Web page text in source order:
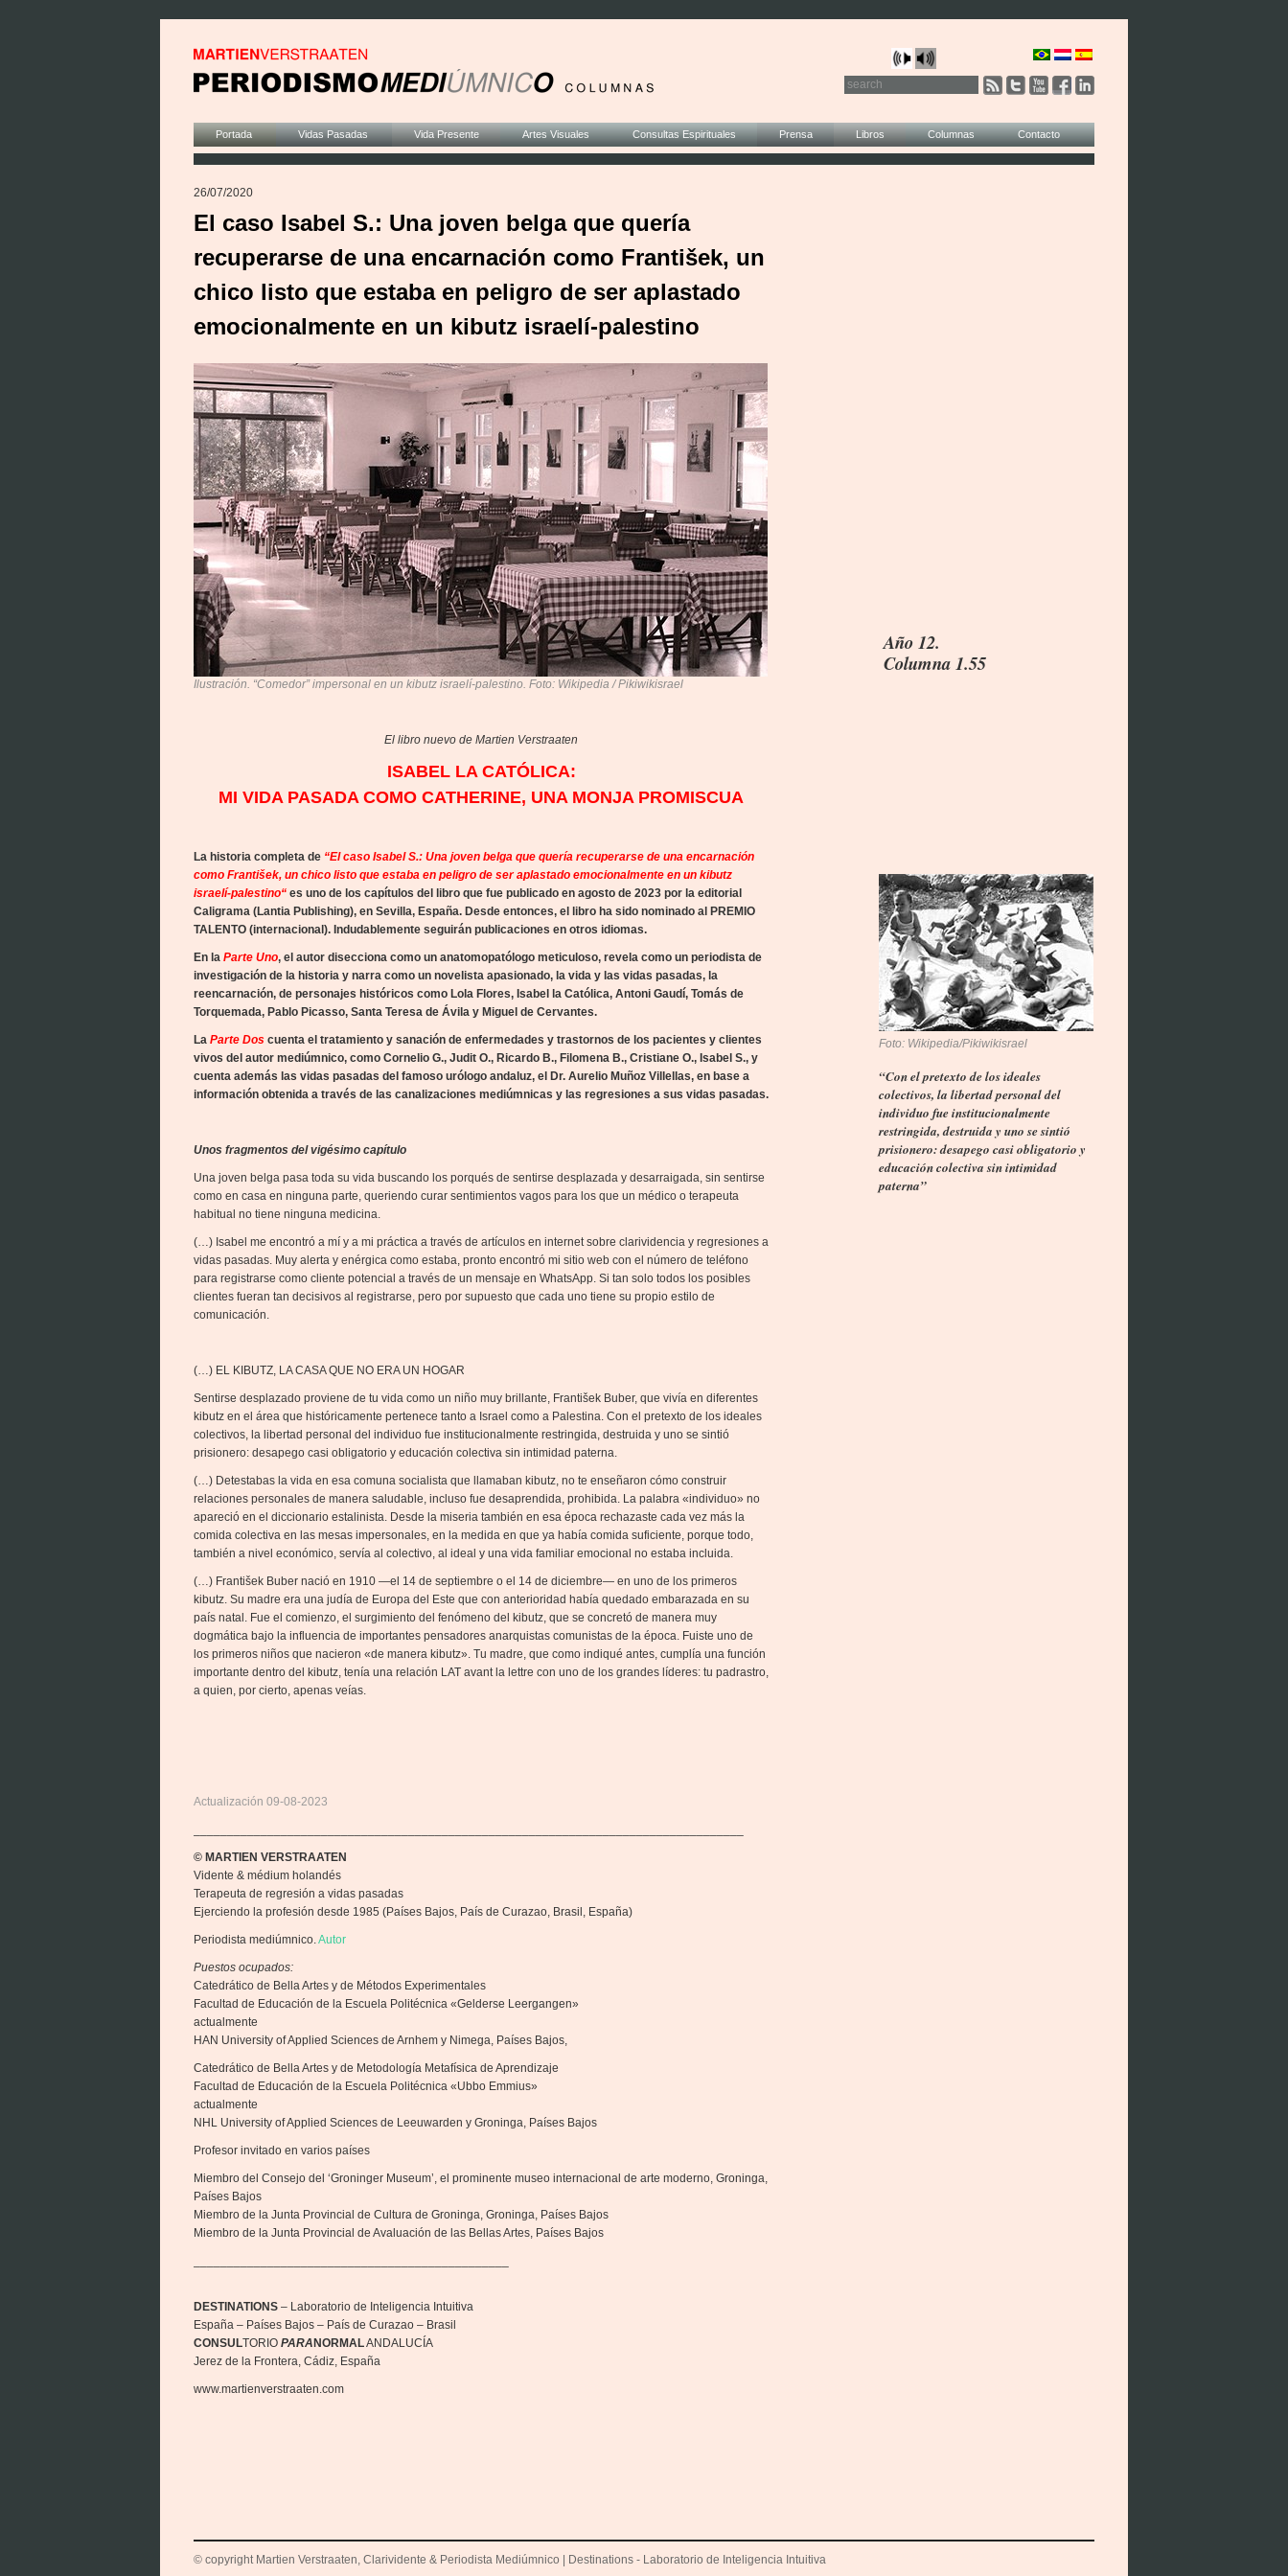
Portada Vidas Pasadas Vida Presente Artes Visuales Consultas Espirituales Prensa Libros Columnas Contacto
26/07/2020
El caso Isabel S.: Una joven belga que quería
recuperarse de una encarnación como František, un
chico listo que estaba en peligro de ser aplastado
emocionalmente en un kibutz israelí-palestino
Ilustración. “Comedor” impersonal en un kibutz israelí-palestino. Foto: Wikipedia / Pikiwikisrael
Año 12.
Columna 1.55
El libro nuevo de Martien Verstraaten
ISABEL LA CATÓLICA:
MI VIDA PASADA COMO CATHERINE, UNA MONJA PROMISCUA
La historia completa de “El caso Isabel S.: Una joven belga que quería recuperarse de una encarnación
como František, un chico listo que estaba en peligro de ser aplastado emocionalmente en un kibutz
israelí-palestino“ es uno de los capítulos del libro que fue publicado en agosto de 2023 por la editorial
Caligrama (Lantia Publishing), en Sevilla, España. Desde entonces, el libro ha sido nominado al PREMIO
TALENTO (internacional). Indudablemente seguirán publicaciones en otros idiomas.
En la Parte Uno, el autor disecciona como un anatomopatólogo meticuloso, revela como un periodista de
investigación de la historia y narra como un novelista apasionado, la vida y las vidas pasadas, la
reencarnación, de personajes históricos como Lola Flores, Isabel la Católica, Antoni Gaudí, Tomás de
Torquemada, Pablo Picasso, Santa Teresa de Ávila y Miguel de Cervantes.
La Parte Dos cuenta el tratamiento y sanación de enfermedades y trastornos de los pacientes y clientes
vivos del autor mediúmnico, como Cornelio G., Judit O., Ricardo B., Filomena B., Cristiane O., Isabel S., y
cuenta además las vidas pasadas del famoso urólogo andaluz, el Dr. Aurelio Muñoz Villellas, en base a
información obtenida a través de las canalizaciones mediúmnicas y las regresiones a sus vidas pasadas.
Unos fragmentos del vigésimo capítulo
Una joven belga pasa toda su vida buscando los porqués de sentirse desplazada y desarraigada, sin sentirse
como en casa en ninguna parte, queriendo curar sentimientos vagos para los que un médico o terapeuta
habitual no tiene ninguna medicina.
(…) Isabel me encontró a mí y a mi práctica a través de artículos en internet sobre clarividencia y regresiones a
vidas pasadas. Muy alerta y enérgica como estaba, pronto encontró mi sitio web con el número de teléfono
para registrarse como cliente potencial a través de un mensaje en WhatsApp. Si tan solo todos los posibles
clientes fueran tan decisivos al registrarse, pero por supuesto que cada uno tiene su propio estilo de
comunicación.
(…) EL KIBUTZ, LA CASA QUE NO ERA UN HOGAR
Sentirse desplazado proviene de tu vida como un niño muy brillante, František Buber, que vivía en diferentes
kibutz en el área que históricamente pertenece tanto a Israel como a Palestina. Con el pretexto de los ideales
colectivos, la libertad personal del individuo fue institucionalmente restringida, destruida y uno se sintió
prisionero: desapego casi obligatorio y educación colectiva sin intimidad paterna.
(…) Detestabas la vida en esa comuna socialista que llamaban kibutz, no te enseñaron cómo construir
relaciones personales de manera saludable, incluso fue desaprendida, prohibida. La palabra «individuo» no
apareció en el diccionario estalinista. Desde la miseria también en esa época rechazaste cada vez más la
comida colectiva en las mesas impersonales, en la medida en que ya había comida suficiente, porque todo,
también a nivel económico, servía al colectivo, al ideal y una vida familiar emocional no estaba incluida.
(…) František Buber nació en 1910 —el 14 de septiembre o el 14 de diciembre— en uno de los primeros
kibutz. Su madre era una judía de Europa del Este que con anterioridad había quedado embarazada en su
país natal. Fue el comienzo, el surgimiento del fenómeno del kibutz, que se concretó de manera muy
dogmática bajo la influencia de importantes pensadores anarquistas comunistas de la época. Fuiste uno de
los primeros niños que nacieron «de manera kibutz». Tu madre, que como indiqué antes, cumplía una función
importante dentro del kibutz, tenía una relación LAT avant la lettre con uno de los grandes líderes: tu padrastro,
a quien, por cierto, apenas veías.
Actualización 09-08-2023
© MARTIEN VERSTRAATEN
Vidente & médium holandés
Terapeuta de regresión a vidas pasadas
Ejerciendo la profesión desde 1985 (Países Bajos, País de Curazao, Brasil, España)
Periodista mediúmnico.Autor
Puestos ocupados:
Catedrático de Bella Artes y de Métodos Experimentales
Facultad de Educación de la Escuela Politécnica «Gelderse Leergangen»
actualmente
HAN University of Applied Sciences de Arnhem y Nimega, Países Bajos,
Catedrático de Bella Artes y de Metodología Metafísica de Aprendizaje
Facultad de Educación de la Escuela Politécnica «Ubbo Emmius»
actualmente
NHL University of Applied Sciences de Leeuwarden y Groninga, Países Bajos
Profesor invitado en varios países
Miembro del Consejo del ‘Groninger Museum’, el prominente museo internacional de arte moderno, Groninga,
Países Bajos
Miembro de la Junta Provincial de Cultura de Groninga, Groninga, Países Bajos
Miembro de la Junta Provincial de Avaluación de las Bellas Artes, Países Bajos
DESTINATIONS – Laboratorio de Inteligencia Intuitiva
España – Países Bajos – País de Curazao – Brasil
CONSULTORIO PARA NORMALANDALUCÍA
Jerez de la Frontera, Cádiz, España
www.martienverstraaten.com
Foto: Wikipedia/Pikiwikisrael
“Con el pretexto de los ideales
colectivos, la libertad personal del
individuo fue institucionalmente
restringida, destruida y uno se sintió
prisionero: desapego casi obligatorio y
educación colectiva sin intimidad
paterna”
© copyright Martien Verstraaten, Clarividente & Periodista Mediúmnico | Destinations - Laboratorio de Inteligencia Intuitiva